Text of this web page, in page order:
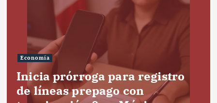
Economía
Inicia prórroga para registro
de líneas prepago con